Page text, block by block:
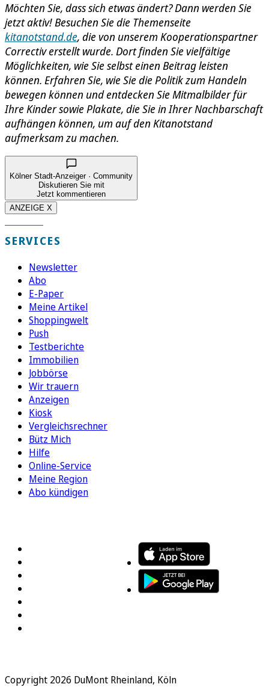
Möchten Sie, dass sich etwas ändert? Dann werden Sie
jetzt aktiv! Besuchen Sie die Themenseite
kitanotstand.de, die von unserem Kooperationspartner
Correctiv erstellt wurde. Dort finden Sie vielfältige
Möglichkeiten, wie Sie selbst einen Beitrag leisten
können. Erfahren Sie, wie Sie die Politik zum Handeln
bewegen können und entdecken Sie Mitmalbilder für
Ihre Kinder sowie Plakate, die Sie in Ihrer Nachbarschaft
aufhängen können, um auf den Kitanotstand
aufmerksam zu machen.
Kölner Stadt-Anzeiger · Community
Diskutieren Sie mit
Jetzt kommentieren
ANZEIGE X
SERVICES
Newsletter
Abo
E-Paper
Meine Artikel
Shoppingwelt
Push
Testberichte
Immobilien
Jobbörse
Wir trauern
Anzeigen
Kiosk
Vergleichsrechner
Bütz Mich
Hilfe
Online-Service
Meine Region
Abo kündigen
Copyright 2026 DuMont Rheinland, Köln